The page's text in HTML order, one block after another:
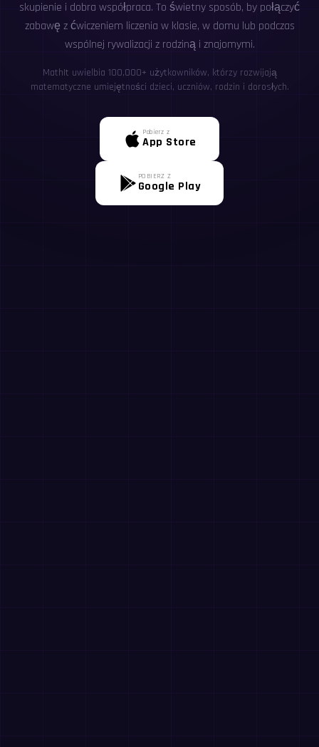
skupienie i dobra współpraca. To świetny sposób, by połączyć
zabawę z ćwiczeniem liczenia w klasie, w domu lub podczas
wspólnej rywalizacji z rodziną i znajomymi.
MathIt uwielbia 100,000+ użytkowników, którzy rozwijają
matematyczne umiejętności dzieci, uczniów, rodzin i dorosłych.
Pobierz z
App Store
POBIERZ Z
Google Play